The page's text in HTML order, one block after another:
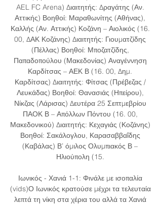
AEL FC Arena) Διαιτητής: Δραγάτης (Αν.
Αττικής) Βοηθοί: Μαραθωνίτης (Αθήνας),
Καλλής (Αν. Αττικής) Κοζάνη – Αιολικός (16.
00, ΔΑΚ Κοζάνης) Διαιτητής: Γιουματζίδης
(Πέλλας) Βοηθοί: Μποζατζίδης,
Παπαδοπούλου (Μακεδονίας) Αναγέννηση
Καρδίτσας – ΑΕΚ Β (16. 00, Δημ.
Καρδίτσας) Διαιτητής: Φίτσας (Πρέβεζας /
Λευκάδας) Βοηθοί: Θανασιάς (Ηπείρου),
Νίκζας (Λάρισας) Δευτέρα 25 Σεπτμεβρίου
ΠΑΟΚ Β – Απόλλων Πόντου (16. 00,
Μακεδονικού) Διαιτητής: Κεχαγιάς (Κοζάνης)
Βοηθοί: Σακάλογλου, Καρασαββαΐδης
(Καβάλας) Β’ όμιλος Ολυμπιακός Β –
Ηλιούπολη (15.
Ιωνικός - Χανιά 1-1: Φινάλε με ισοπαλία
(vids)Ο Ιωνικός κρατούσε μέχρι τα τελευταία
λεπτά τη νίκη στα χέρια του αλλά τα Χανιά